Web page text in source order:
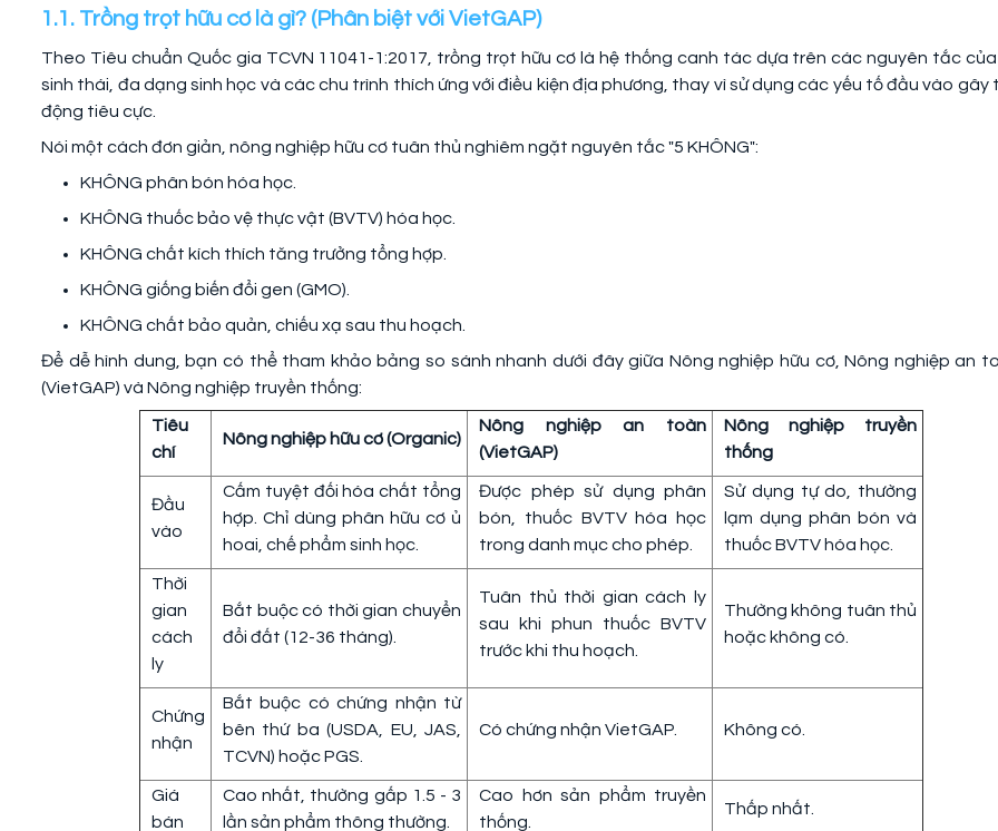
1.1. Trồng trọt hữu cơ là gì? (Phân biệt với VietGAP)
Theo Tiêu chuẩn Quốc gia TCVN 11041-1:2017, trồng trọt hữu cơ là hệ thống canh tác dựa trên các nguyên tắc
sinh thái, đa dạng sinh học và các chu trình thích ứng với điều kiện địa phương, thay vì sử dụng các yếu tố đầu vào gây
động tiêu cực.
Nói một cách đơn giản, nông nghiệp hữu cơ tuân thủ nghiêm ngặt nguyên tắc "5 KHÔNG":
KHÔNG phân bón hóa học.
KHÔNG thuốc bảo vệ thực vật (BVTV) hóa học.
KHÔNG chất kích thích tăng trưởng tổng hợp.
KHÔNG giống biến đổi gen (GMO).
KHÔNG chất bảo quản, chiếu xạ sau thu hoạch.
Để dễ hình dung, bạn có thể tham khảo bảng so sánh nhanh dưới đây giữa Nông nghiệp hữu cơ, Nông nghiệp an
(VietGAP) và Nông nghiệp truyền thống:
Tiêu
chí
Nông nghiệp hữu cơ (Organic)
Nông nghiệp an toàn
(VietGAP)
Nông nghiệp truyền
thống
Đầu
vào
Cấm tuyệt đối hóa chất tổng
hợp. Chỉ dùng phân hữu cơ ủ
hoai, chế phẩm sinh học.
Được phép sử dụng phân
bón, thuốc BVTV hóa học
trong danh mục cho phép.
Sử dụng tự do, thường
lạm dụng phân bón và
thuốc BVTV hóa học.
Thời
gian
cách
ly
Bắt buộc có thời gian chuyển
đổi đất (12-36 tháng).
Tuân thủ thời gian cách ly
sau khi phun thuốc BVTV
trước khi thu hoạch.
Thường không tuân thủ
hoặc không có.
Chứng
nhận
Bắt buộc có chứng nhận từ
bên thứ ba (USDA, EU, JAS,
TCVN) hoặc PGS.
Có chứng nhận VietGAP. Không có.
Giá
bán
Cao nhất, thường gấp 1.5 - 3
lần sản phẩm thông thường.
Cao hơn sản phẩm truyền
thống.
Thấp nhất.